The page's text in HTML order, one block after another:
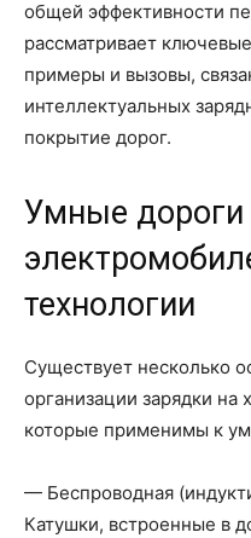
общей эффективности
рассматривает
примеры и вызовы,
интеллектуальных
покрытие дорог.
Умные дороги
технологии
Существует несколько
организации зарядки на
которые применимы к
— Беспроводная
Катушки, встроенные в